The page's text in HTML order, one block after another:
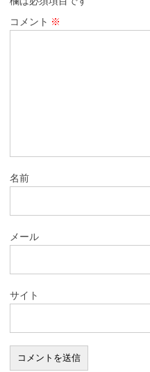
コメント ※
名前
メール
サイト